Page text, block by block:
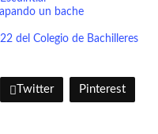
un bache
del Colegio de Bachilleres
Twitter Pinterest